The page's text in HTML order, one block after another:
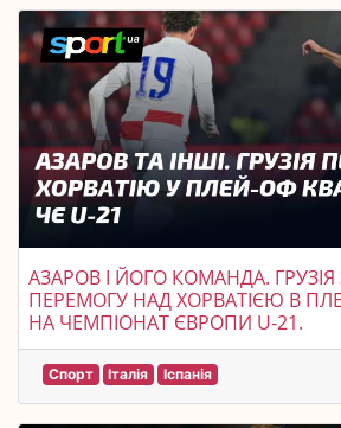
АЗАРОВ І ЙОГО КОМАНДА.
ПЕРЕМОГУ НАД ХОРВАТІЄЮ В
НА ЧЕМПІОНАТ ЄВРОПИ U-21.
Спорт Італія Іспанія